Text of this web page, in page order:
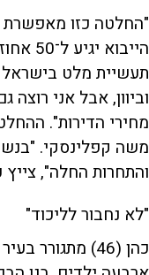
"החלטה כזו מאפשרת
תעשיית מלט בישראל
וביוון, אבל אני רוצה
מחירי הדירות".
משה קפלינסקי.
והתחרות החלה", צייץ
"לא נחבור לליכוד"
כהן (46)